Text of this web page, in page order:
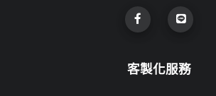
客製化服務